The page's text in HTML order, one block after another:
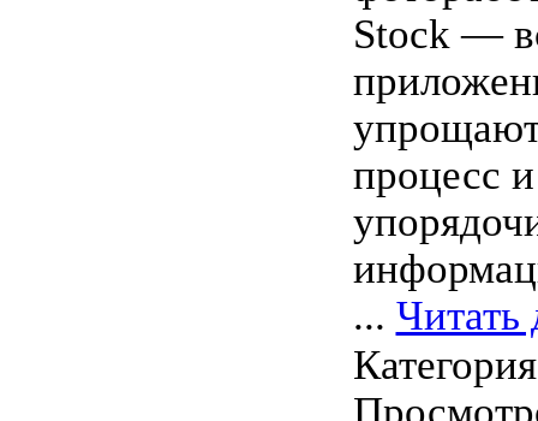
Stock —
процесс
... Читать